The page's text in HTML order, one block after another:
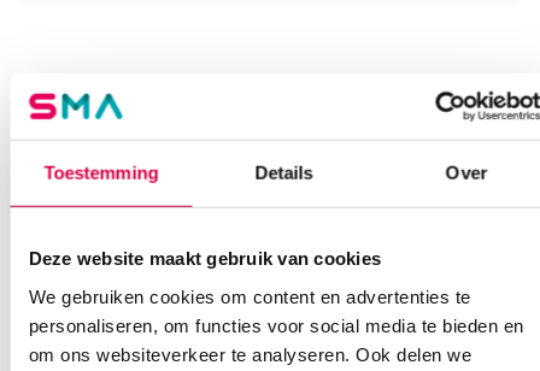
Toestemming Details Over
Deze website maakt gebruik van cookies
We gebruiken cookies om content en advertenties te
personaliseren, om functies voor social media te bieden en
om ons websiteverkeer te analyseren. Ook delen we
Ook interessant